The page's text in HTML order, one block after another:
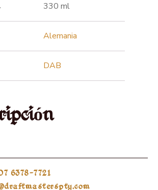
330 ml
Alemania
DAB
6378-7721